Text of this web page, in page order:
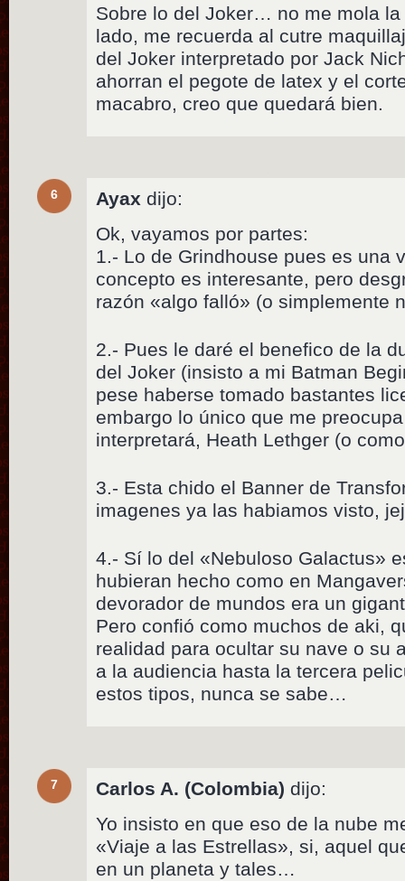
Sobre lo del Joker… no me mola
lado, me recuerda al cutre
del Joker interpretado por Jack
ahorran el pegote de latex y el
macabro, creo que quedará bien.
6 Ayax dijo:
Ok, vayamos por partes:
1.- Lo de Grindhouse pues es una
concepto es interesante, pero
razón «algo falló» (o simplemente
2.- Pues le daré el benefico de la
del Joker (insisto a mi Batman
pese haberse tomado bastantes
embargo lo único que me
interpretará, Heath Lethger (o
3.- Esta chido el Banner de
imagenes ya las habiamos visto,
4.- Sí lo del «Nebuloso Galactus»
hubieran hecho como en
devorador de mundos era un
Pero confió como muchos de aki,
realidad para ocultar su nave o su
a la audiencia hasta la tercera
estos tipos, nunca se sabe…
7 Carlos A. (Colombia) dijo:
Yo insisto en que eso de la nube
«Viaje a las Estrellas», si, aquel
en un planeta y tales…